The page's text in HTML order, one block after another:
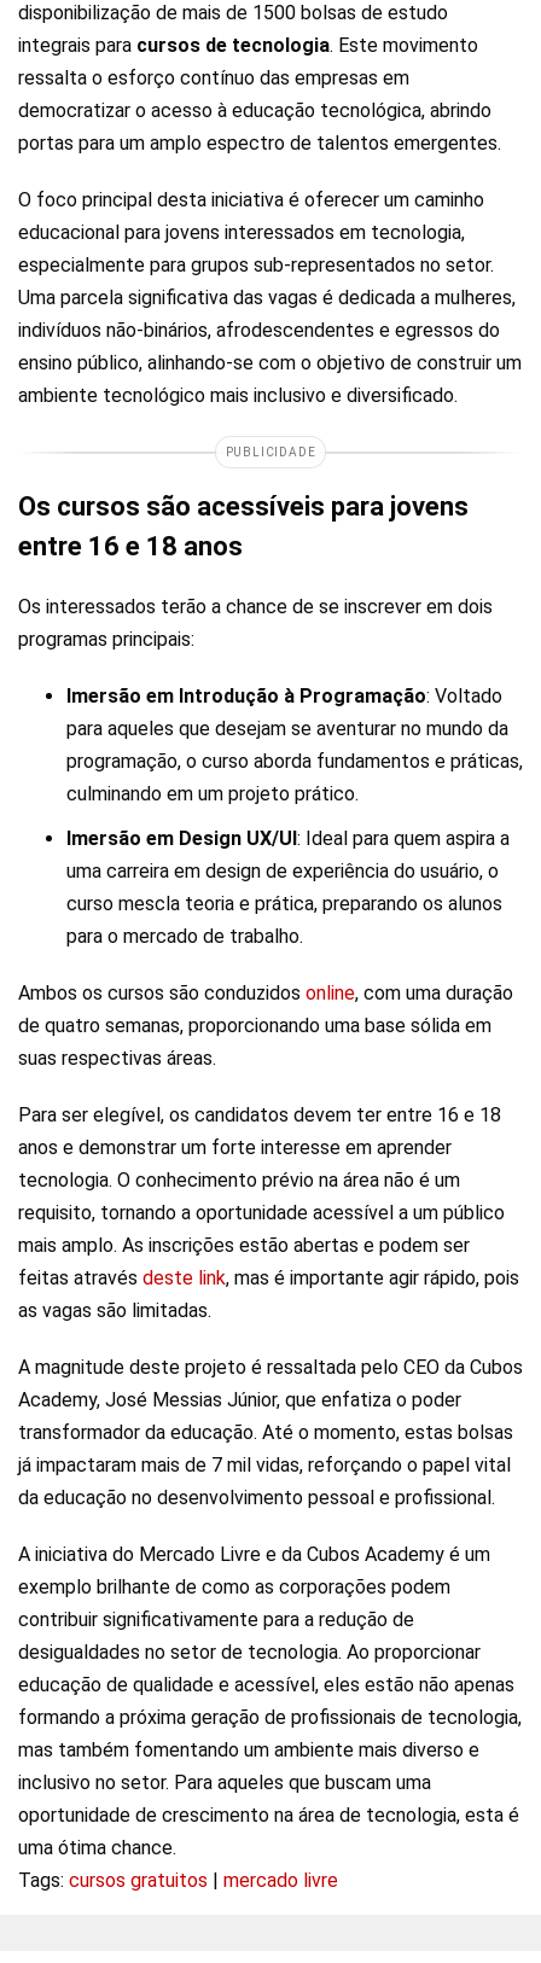
disponibilização de mais de 1500 bolsas de estudo
integrais para cursos de tecnologia. Este movimento
ressalta o esforço contínuo das empresas em
democratizar o acesso à educação tecnológica, abrindo
portas para um amplo espectro de talentos emergentes.
O foco principal desta iniciativa é oferecer um caminho
educacional para jovens interessados em tecnologia,
especialmente para grupos sub-representados no setor.
Uma parcela significativa das vagas é dedicada a mulheres,
indivíduos não-binários, afrodescendentes e egressos do
ensino público, alinhando-se com o objetivo de construir um
ambiente tecnológico mais inclusivo e diversificado.
PUBLICIDADE
Os cursos são acessíveis para jovens
entre 16 e 18 anos
Os interessados terão a chance de se inscrever em dois
programas principais:
Imersão em Introdução à Programação: Voltado
para aqueles que desejam se aventurar no mundo da
programação, o curso aborda fundamentos e práticas,
culminando em um projeto prático.
Imersão em Design UX/UI : Ideal para quem aspira a
uma carreira em design de experiência do usuário, o
curso mescla teoria e prática, preparando os alunos
para o mercado de trabalho.
Ambos os cursos são conduzidos online, com uma duração
de quatro semanas, proporcionando uma base sólida em
suas respectivas áreas.
Para ser elegível, os candidatos devem ter entre 16 e 18
anos e demonstrar um forte interesse em aprender
tecnologia. O conhecimento prévio na área não é um
requisito, tornando a oportunidade acessível a um público
mais amplo. As inscrições estão abertas e podem ser
feitas através deste link, mas é importante agir rápido, pois
as vagas são limitadas.
A magnitude deste projeto é ressaltada pelo CEO da Cubos
Academy, José Messias Júnior, que enfatiza o poder
transformador da educação. Até o momento, estas bolsas
já impactaram mais de 7 mil vidas, reforçando o papel vital
da educação no desenvolvimento pessoal e profissional.
A iniciativa do Mercado Livre e da Cubos Academy é um
exemplo brilhante de como as corporações podem
contribuir significativamente para a redução de
desigualdades no setor de tecnologia. Ao proporcionar
educação de qualidade e acessível, eles estão não apenas
formando a próxima geração de profissionais de tecnologia,
mas também fomentando um ambiente mais diverso e
inclusivo no setor. Para aqueles que buscam uma
oportunidade de crescimento na área de tecnologia, esta é
uma ótima chance.
Tags: cursos gratuitos mercado livre